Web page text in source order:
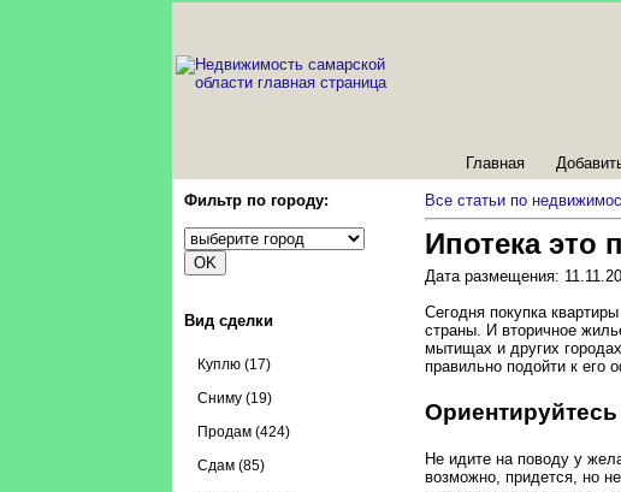
Главная
Фильтр по городу:
Вид сделки
Куплю (17)
Сниму (19)
Продам (424)
Сдам (85)
Все статьи по
Ипотека это
Дата размещения:
Сегодня покупка
страны. И вторичное
мытищах и других
правильно подойти к его
Не идите на поводу у
возможно, придется, но